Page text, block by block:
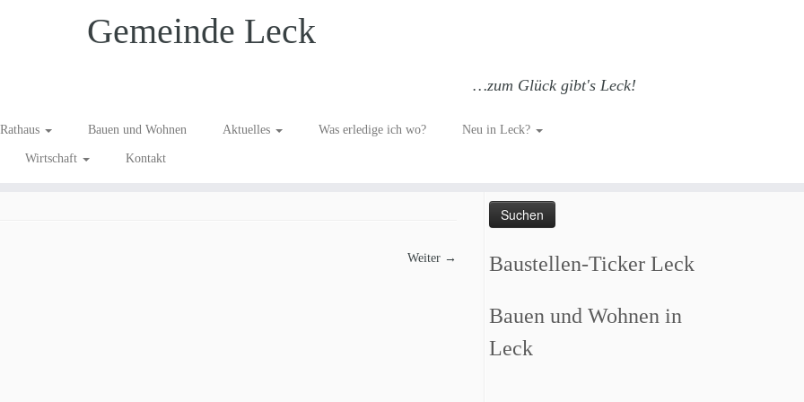
Gemeinde Leck
…zum Glück gibt's Leck!
Rathaus Bauen und Wohnen Aktuelles Was erledige ich wo? Neu in Leck?
Wirtschaft Kontakt
rathaus 9
Weiter →
Such dich GLÜCKlich…
Baustellen-Ticker Leck
Bauen und Wohnen in
Leck